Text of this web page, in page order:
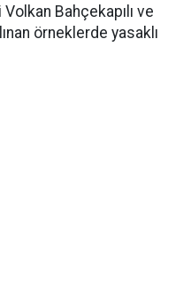
Bahçekapılı ve
örneklerde yasaklı